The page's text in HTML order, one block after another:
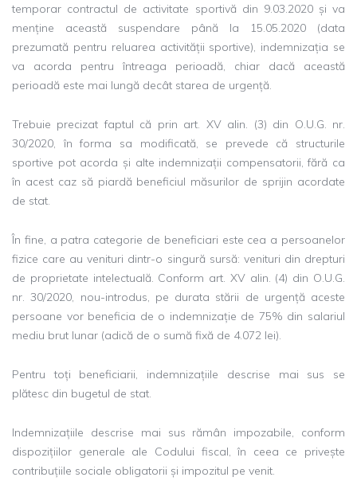
temporar contractul de activitate sportivă din 9.03.2020 și va
menține această suspendare până la 15.05.2020 (data
prezumată pentru reluarea activității sportive), indemnizația se
va acorda pentru întreaga perioadă, chiar dacă această
perioadă este mai lungă decât starea de urgență.
Trebuie precizat faptul că prin art. XV alin. (3) din O.U.G. nr.
30/2020, în forma sa modificată, se prevede că structurile
sportive pot acorda și alte indemnizații compensatorii, fără ca
în acest caz să piardă beneficiul măsurilor de sprijin acordate
de stat.
În fine, a patra categorie de beneficiari este cea a persoanelor
fizice care au venituri dintr-o singură sursă: venituri din drepturi
de proprietate intelectuală. Conform art. XV alin. (4) din O.U.G.
nr. 30/2020, nou-introdus, pe durata stării de urgență aceste
persoane vor beneficia de o indemnizație de 75% din salariul
mediu brut lunar (adică de o sumă fixă de 4.072 lei).
Pentru toți beneficiarii, indemnizațiile descrise mai sus se
plătesc din bugetul de stat.
Indemnizațiile descrise mai sus rămân impozabile, conform
dispozițiilor generale ale Codului fiscal, în ceea ce privește
contribuțiile sociale obligatorii și impozitul pe venit.